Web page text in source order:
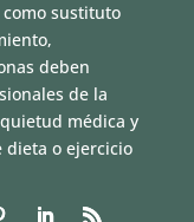
sustituto
deben
de la
médica y
dieta o ejercicio